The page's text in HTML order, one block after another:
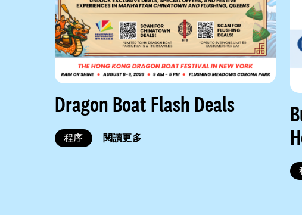
Dragon Boat Flash Deals
程序 閱讀更多